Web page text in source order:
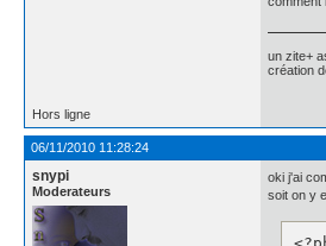
}
}
}
}
un zite+
création
Hors ligne
06/11/2010 11:28:24
snypi
Moderateurs
oki j'ai
soit on y